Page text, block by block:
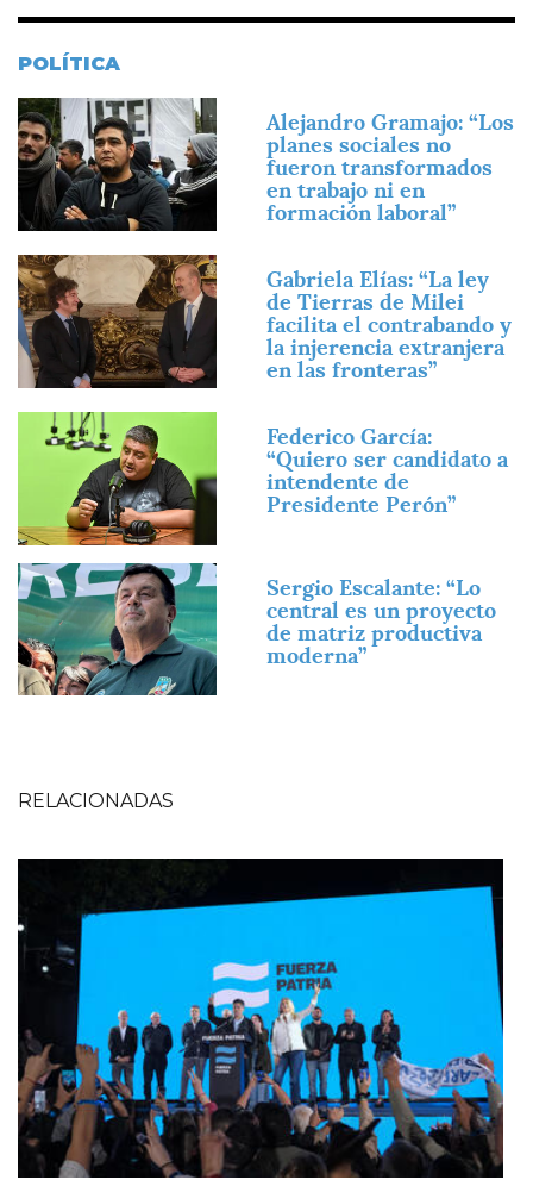
POLÍTICA
Imagen
Alejandro Gramajo: “Los
planes sociales no
fueron transformados
en trabajo ni en
formación laboral”
Imagen
Gabriela Elías: “La ley
de Tierras de Milei
facilita el contrabando y
la injerencia extranjera
en las fronteras”
Imagen
Federico García:
“Quiero ser candidato a
intendente de
Presidente Perón”
Imagen
Sergio Escalante: “Lo
central es un proyecto
de matriz productiva
moderna”
RELACIONADAS